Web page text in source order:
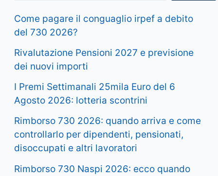
Come pagare il conguaglio irpef a debito
del 730 2026?
Rivalutazione Pensioni 2027 e previsione
dei nuovi importi
I Premi Settimanali 25mila Euro del 6
Agosto 2026: lotteria scontrini
Rimborso 730 2026: quando arriva e come
controllarlo per dipendenti, pensionati,
disoccupati e altri lavoratori
Rimborso 730 Naspi 2026: ecco quando